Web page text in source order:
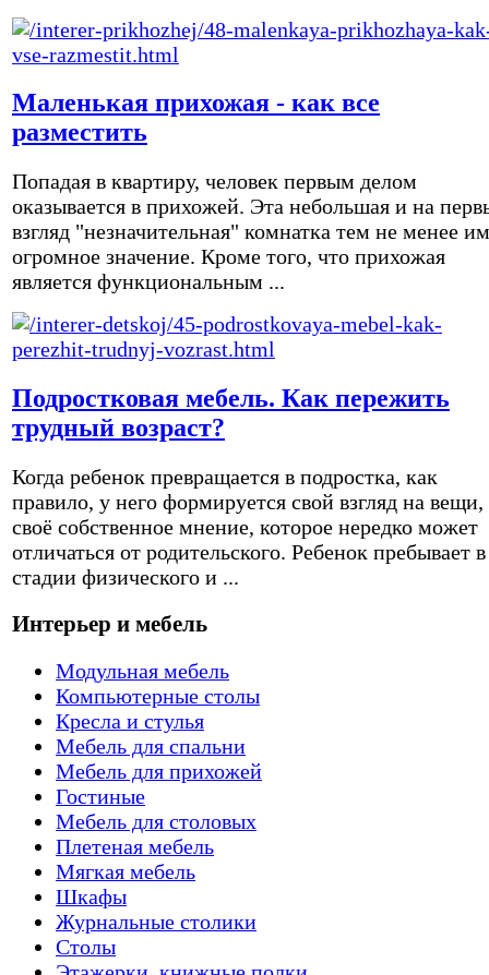
Маленькая прихожая - как все
разместить
Попадая в квартиру, человек первым делом
оказывается в прихожей. Эта небольшая и на
взгляд "незначительная" комнатка тем не менее
огромное значение. Кроме того, что прихожая
является функциональным ...
Подростковая мебель. Как пережить
трудный возраст?
Когда ребенок превращается в подростка, как
правило, у него формируется свой взгляд на вещи,
своё собственное мнение, которое нередко может
отличаться от родительского. Ребенок пребывает в
стадии физического и ...
Интерьер и мебель
Модульная мебель
Компьютерные столы
Кресла и стулья
Мебель для спальни
Мебель для прихожей
Гостиные
Мебель для столовых
Плетеная мебель
Мягкая мебель
Шкафы
Журнальные столики
Столы